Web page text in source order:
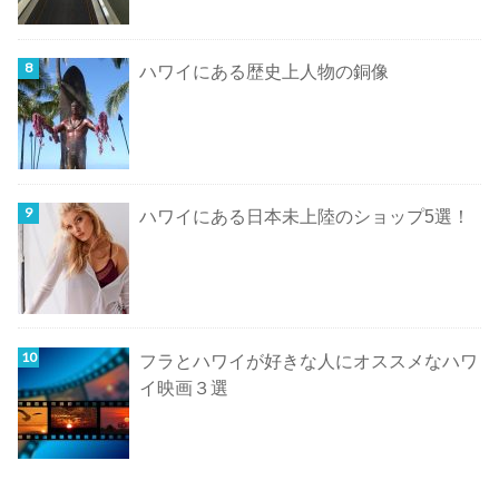
ハワイにある歴史上人物の銅像
ハワイにある日本未上陸のショップ5選！
フラとハワイが好きな人にオススメなハワ
イ映画３選